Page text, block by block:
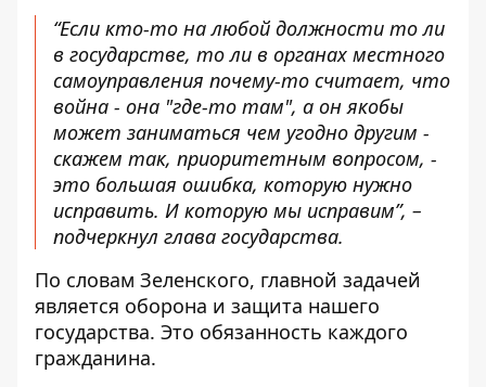
“Если кто-то на любой должности то ли
в государстве, то ли в органах местного
самоуправления почему-то считает, что
война - она ​​"где-то там", а он якобы
может заниматься чем угодно другим -
скажем так, приоритетным вопросом, -
это большая ошибка, которую нужно
исправить. И которую мы исправим”, –
подчеркнул глава государства.
По словам Зеленского, главной задачей
является оборона и защита нашего
государства. Это обязанность каждого
гражданина.